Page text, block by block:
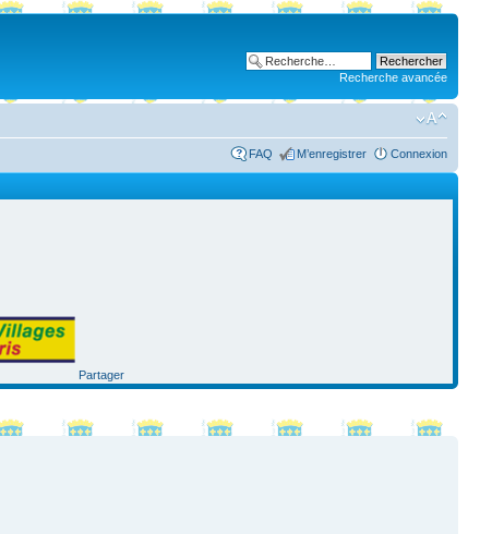
Recherche avancée
FAQ M’enregistrer Connexion
Partager